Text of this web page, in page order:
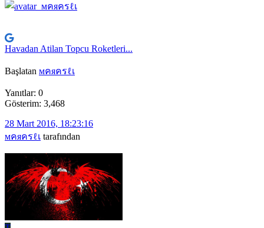
Havadan Atilan Topcu Roketleri...
Başlatan мคяครℓเ
Yanıtlar: 0
Gösterim: 3,468
28 Mart 2016, 18:23:16
мคяครℓเ tarafından